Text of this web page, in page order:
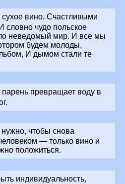
вино, Счастливыми
словно чудо польское
неведомый мир. И все мы
будем молоды,
И дымом стали те
превращает воду в
нужно, чтобы снова
— только вино и
положиться.
индивидуальность,